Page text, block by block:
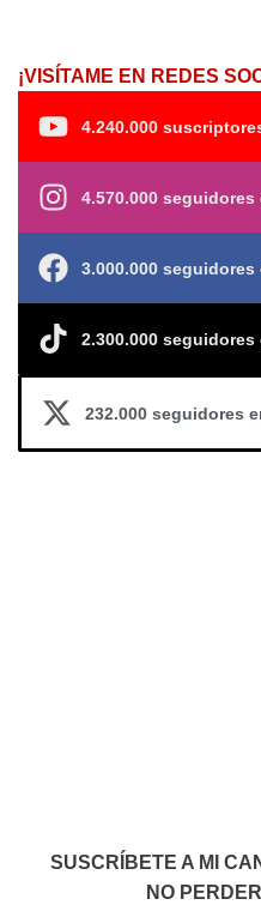
¡VISÍTAME EN REDES
4.240.000
4.570.000
3.000.000
2.300.000 seguidores
232.000 seguidores
SUSCRÍBETE A MI
NO